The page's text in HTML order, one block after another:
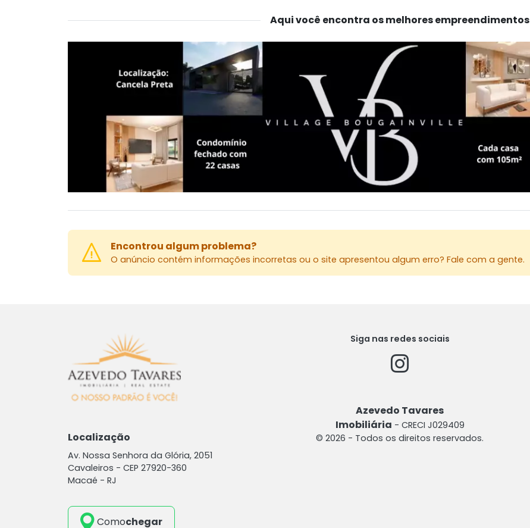
Aqui você encontra os melhores empreendimentos
Encontrou algum problema?
O anúncio contém informações incorretas ou o site apresentou algum erro? Fale com a gente.
Localização
Av. Nossa Senhora da Glória, 2051
Cavaleiros - CEP 27920-360
Macaé - RJ
Comochegar
Siga nas redes sociais
Azevedo Tavares
Imobiliária - CRECI J029409
© 2026 - Todos os direitos reservados.